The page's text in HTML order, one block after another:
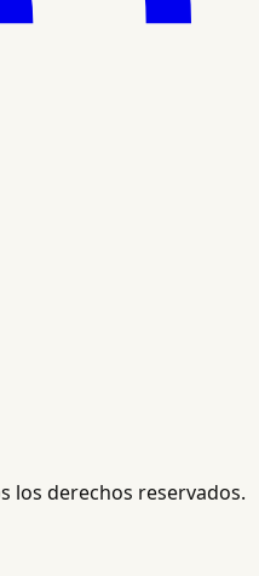
los derechos reservados.